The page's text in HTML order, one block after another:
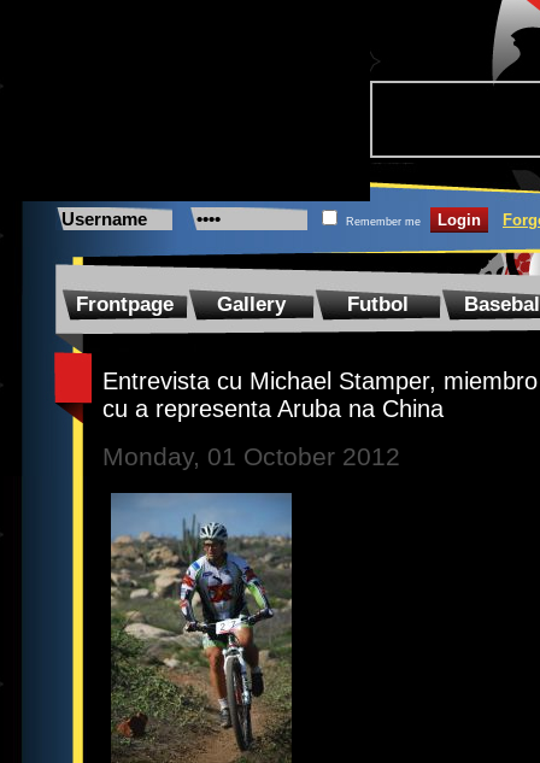
Remember me
Frontpage Gallery Futbol
Entrevista cu Michael Stamper,
cu a representa Aruba na China
Monday, 01 October 2012